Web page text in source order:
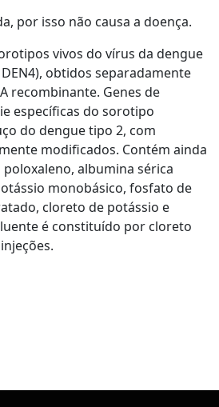
por isso não causa a doença.
vivos do vírus da dengue
DEN4), obtidos separadamente
recombinante. Genes de
específicas do sorotipo
do dengue tipo 2, com
modificados. Contém ainda
albumina sérica
monobásico, fosfato de
cloreto de potássio e
é constituído por cloreto